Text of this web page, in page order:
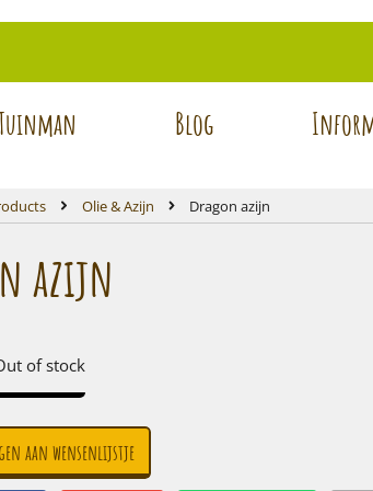
Blog
Olie & Azijn Dragon azijn
azijn
of stock
aan wensenlijstje